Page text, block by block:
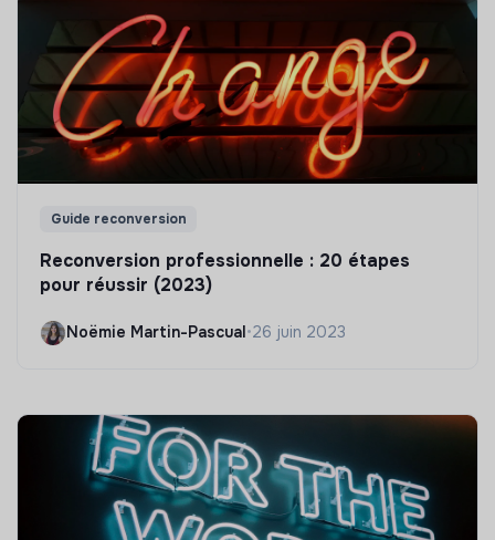
Guide reconversion
Reconversion professionnelle : 20 étapes
pour réussir (2023)
Noëmie Martin-Pascual •26 juin 2023